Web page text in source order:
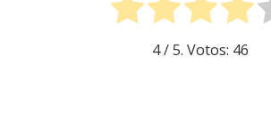
4/ 5. Votos: 46